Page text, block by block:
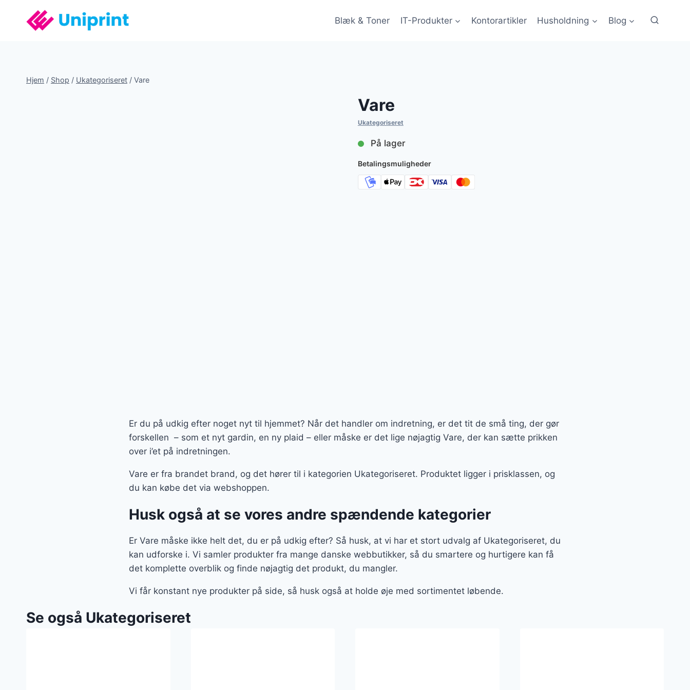
Blæk & Toner IT-Produkter Kontorartikler Husholdning Blog
Hjem / Shop / Ukategoriseret / Vare
Vare
Ukategoriseret
På lager
Betalingsmuligheder
Er du på udkig efter noget nyt til hjemmet? Når det handler om indretning, er det tit de små ting, der gør
forskellen – som et nyt gardin, en ny plaid – eller måske er det lige nøjagtig Vare, der kan sætte prikken
over i’et på indretningen.
Vare er fra brandet brand, og det hører til i kategorien Ukategoriseret. Produktet ligger i prisklassen, og
du kan købe det via webshoppen.
Husk også at se vores andre spændende kategorier
Er Vare måske ikke helt det, du er på udkig efter? Så husk, at vi har et stort udvalg af Ukategoriseret, du
kan udforske i. Vi samler produkter fra mange danske webbutikker, så du smartere og hurtigere kan få
det komplette overblik og finde nøjagtig det produkt, du mangler.
Vi får konstant nye produkter på side, så husk også at holde øje med sortimentet løbende.
Se også Ukategoriseret